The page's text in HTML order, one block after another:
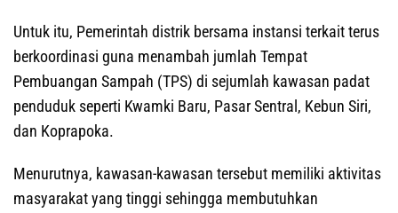
Untuk itu, Pemerintah distrik bersama instansi terkait terus
berkoordinasi guna menambah jumlah Tempat
Pembuangan Sampah (TPS) di sejumlah kawasan padat
penduduk seperti Kwamki Baru, Pasar Sentral, Kebun Siri,
dan Koprapoka.
Menurutnya, kawasan-kawasan tersebut memiliki aktivitas
masyarakat yang tinggi sehingga membutuhkan